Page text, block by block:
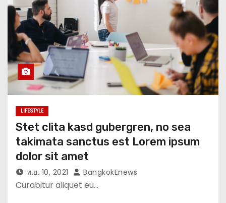
LIFESTYLE
Stet clita kasd gubergren, no sea
takimata sanctus est Lorem ipsum
dolor sit amet
พ.ย. 10, 2021 BangkokEnews
Curabitur aliquet eu…